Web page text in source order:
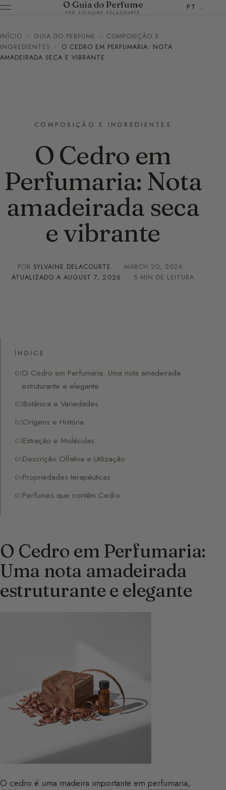
O Guia do Perfume
POR SYLVAINE DELACOURTE
PT
INÍCIO › GUIA DO PERFUME › COMPOSIÇÃO E
INGREDIENTES
›
O CEDRO EM PERFUMARIA: NOTA
AMADEIRADA SECA E VIBRANTE
COMPOSIÇÃO E INGREDIENTES
O Cedro em
Perfumaria: Nota
amadeirada seca
e vibrante
POR SYLVAINE DELACOURTE · MARCH 20, 2026 ·
ATUALIZADO AAUGUST 7, 2026 · 5 MIN DE LEITURA
ÍNDICE
O Cedro em Perfumaria: Uma nota amadeirada
estruturante e elegante
Botânica e Variedades
Origens e História
Extração e Moléculas
Descrição Olfativa e Utilização
Propriedades terapêuticas
Perfumes que contêm Cedro
O Cedro em Perfumaria:
Uma nota amadeirada
estruturante e elegante
O cedro é uma madeira importante em perfumaria,